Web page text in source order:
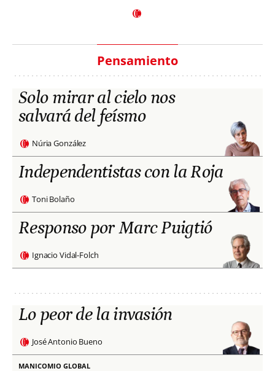
Pensamiento
Solo mirar al cielo nos
salvará del feísmo
Núria González
Independentistas con la Roja
Toni Bolaño
Responso por Marc Puigtió
Ignacio Vidal-Folch
Lo peor de la invasión
José Antonio Bueno
MANICOMIO GLOBAL